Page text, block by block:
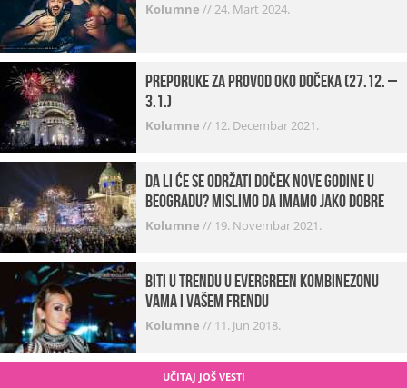
Kolumne //24. Mart 2024.
Preporuke za provod oko dočeka (27.12. –
3.1.)
Kolumne // 12. Decembar 2021.
Da li će se održati doček Nove godine u
Beogradu? Mislimo da imamo jako DOBRE
VESTI!
Kolumne // 19. Novembar 2021.
Biti u trendu u Evergreen kombinezonu
vama i vašem frendu
Kolumne // 11. Jun 2018.
UČITAJ JOŠ VESTI